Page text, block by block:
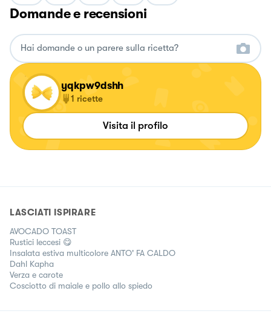
Domande e recensioni
yqkpw9dshh
1 ricette
Visita il profilo
LASCIATI ISPIRARE
AVOCADO TOAST
Rustici leccesi 😋
Insalata estiva multicolore ANTO' FA CALDO
Dahl Kapha
Verza e carote
Cosciotto di maiale e pollo allo spiedo